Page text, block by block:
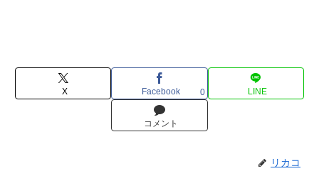
X Facebook 0 LINE
コメント
リカコ